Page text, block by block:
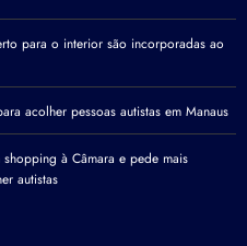
para o interior são incorporadas ao
acolher pessoas autistas em Manaus
à Câmara e pede mais
autistas